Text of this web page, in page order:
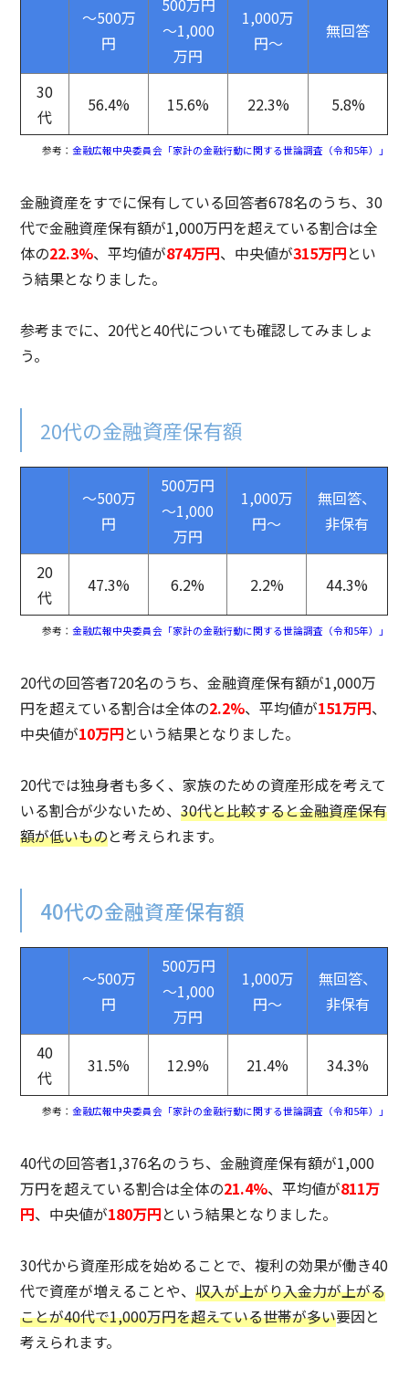
～500万
円
500万円
～1,000
万円
1,000万
円～
無回答
30
代
56.4% 15.6% 22.3% 5.8%
参考： 金融広報中央委員会「家計の金融行動に関する世論調査（令和5年）」
金融資産をすでに保有している回答者678名のうち、30
代で金融資産保有額が1,000万円を超えている割合は全
体の22.3%、平均値が874万円、中央値が315万円とい
う結果となりました。
参考までに、20代と40代についても確認してみましょ
う。
20代の金融資産保有額
～500万
円
500万円
～1,000
万円
1,000万
円～
無回答、
非保有
20
代
47.3% 6.2% 2.2% 44.3%
参考： 金融広報中央委員会「家計の金融行動に関する世論調査（令和5年）」
20代の回答者720名のうち、金融資産保有額が1,000万
円を超えている割合は全体の2.2%、平均値が151万円、
中央値が10万円という結果となりました。
20代では独身者も多く、家族のための資産形成を考えて
いる割合が少ないため、30代と比較すると金融資産保有
額が低いものと考えられます。
40代の金融資産保有額
～500万
円
500万円
～1,000
万円
1,000万
円～
無回答、
非保有
40
代
31.5% 12.9% 21.4% 34.3%
参考： 金融広報中央委員会「家計の金融行動に関する世論調査（令和5年）」
40代の回答者1,376名のうち、金融資産保有額が1,000
万円を超えている割合は全体の21.4%、平均値が811万
円、中央値が180万円という結果となりました。
30代から資産形成を始めることで、複利の効果が働き40
代で資産が増えることや、収入が上がり入金力が上がる
ことが40代で1,000万円を超えている世帯が多い要因と
考えられます。